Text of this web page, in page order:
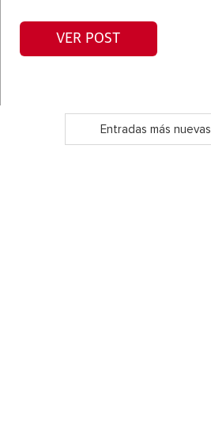
VER POST
Entradas más nuevas